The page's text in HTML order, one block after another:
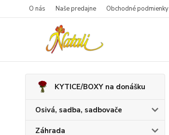
O nás Naše predajne Obchodné podmienky
KYTICE/BOXY na donášku
Osivá, sadba, sadbovače
Záhrada